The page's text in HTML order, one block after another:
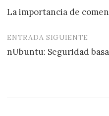
de
entradas
La importancia de
ENTRADA SIGUIENTE
nUbuntu: Seguridad